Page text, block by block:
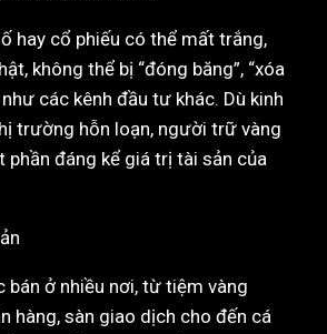
hay cổ phiếu có thể mất trắng,
không thể bị “đóng băng”, “xóa
như các kênh đầu tư khác. Dù kinh
trường hỗn loạn, người trữ vàng
đáng kể giá trị tài sản của
ở nhiều nơi, từ tiệm vàng
hàng, sàn giao dịch cho đến cá